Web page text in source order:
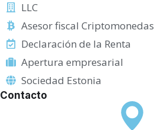
LLC
Asesor fiscal Criptomonedas
Declaración de la Renta
Apertura empresarial
Sociedad Estonia
Contacto